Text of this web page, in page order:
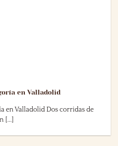
en Valladolid
en Valladolid Dos corridas de
[...]